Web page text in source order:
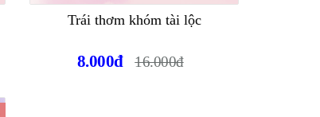
Trái thơm khóm tài lộc
8.000đ 16.000đ